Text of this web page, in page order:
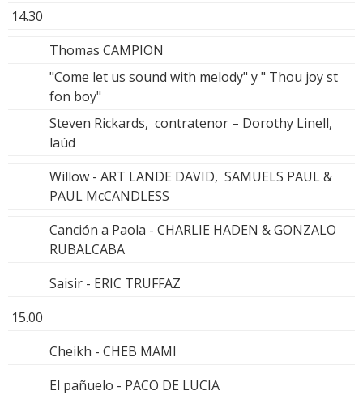
14.30
Thomas CAMPION
"Come let us sound with melody" y " Thou joy st
fon boy"
Steven Rickards, contratenor – Dorothy Linell,
laúd
Willow - ART LANDE DAVID, SAMUELS PAUL &
PAUL McCANDLESS
Canción a Paola - CHARLIE HADEN & GONZALO
RUBALCABA
Saisir - ERIC TRUFFAZ
15.00
Cheikh - CHEB MAMI
El pañuelo - PACO DE LUCIA